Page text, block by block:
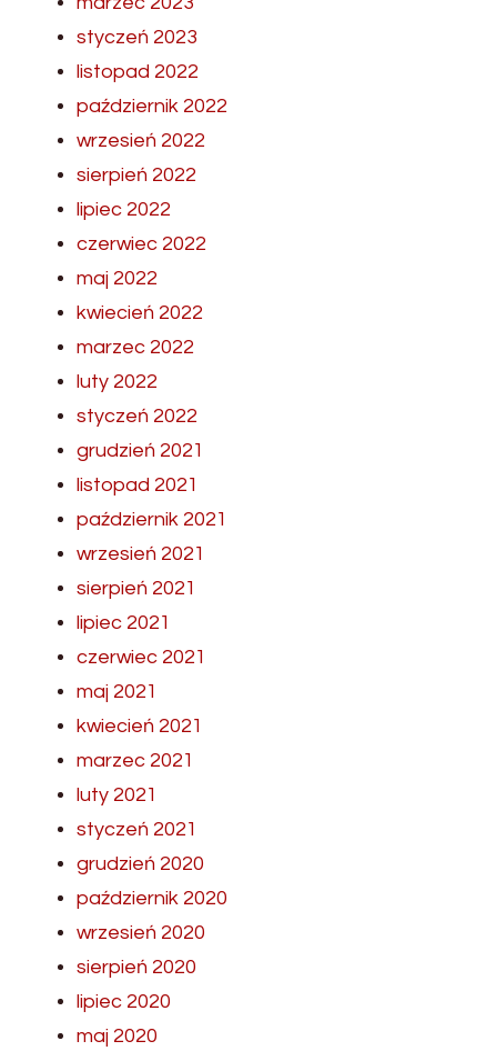
styczeń 2023
listopad 2022
październik 2022
wrzesień 2022
sierpień 2022
lipiec 2022
czerwiec 2022
maj 2022
kwiecień 2022
marzec 2022
luty 2022
styczeń 2022
grudzień 2021
listopad 2021
październik 2021
wrzesień 2021
sierpień 2021
lipiec 2021
czerwiec 2021
maj 2021
kwiecień 2021
marzec 2021
luty 2021
styczeń 2021
grudzień 2020
październik 2020
wrzesień 2020
sierpień 2020
lipiec 2020
maj 2020